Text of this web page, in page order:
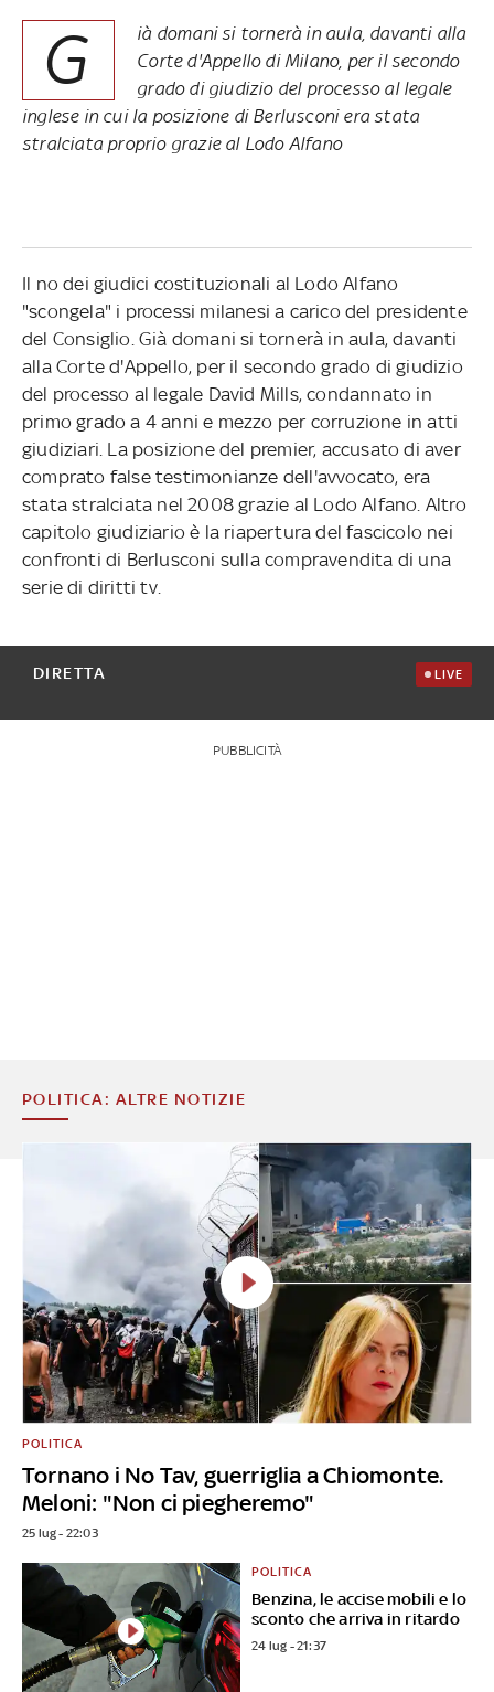
G
ià domani si tornerà in aula, davanti alla
Corte d'Appello di Milano, per il secondo
grado di giudizio del processo al legale
inglese in cui la posizione di Berlusconi era stata
stralciata proprio grazie al Lodo Alfano
Il no dei giudici costituzionali al Lodo Alfano
"scongela" i processi milanesi a carico del presidente
del Consiglio. Già domani si tornerà in aula, davanti
alla Corte d'Appello, per il secondo grado di giudizio
del processo al legale David Mills, condannato in
primo grado a 4 anni e mezzo per corruzione in atti
giudiziari. La posizione del premier, accusato di aver
comprato false testimonianze dell'avvocato, era
stata stralciata nel 2008 grazie al Lodo Alfano. Altro
capitolo giudiziario è la riapertura del fascicolo nei
confronti di Berlusconi sulla compravendita di una
serie di diritti tv.
DIRETTA LIVE
PUBBLICITÀ
POLITICA: ALTRE NOTIZIE
Tornano i No Tav, guerriglia a Chiomonte.
Meloni: "Non ci piegheremo"
POLITICA
25 lug - 22:03
Benzina, le accise mobili e lo
sconto che arriva in ritardo
POLITICA
24 lug - 21:37